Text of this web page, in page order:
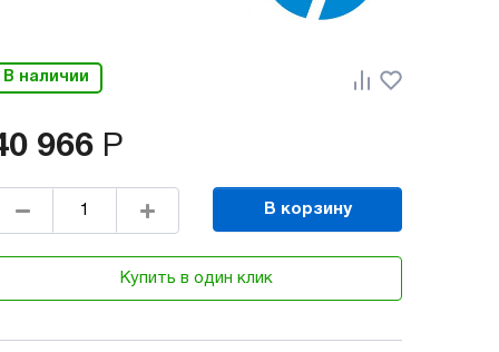
В наличии
966 Р
В корзину
Купить в один клик